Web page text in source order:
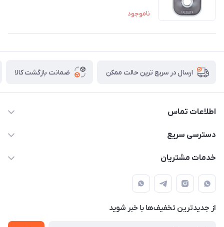
ناموجود
ارسال در سریع ترین حالت ممکن ضمانت بازگشت کالا
اطلاعات تماس
09387538030
دهقانی
دسترسی سریع
حساب کاربری
لیست محصولات
درباره ما
خدمات مشتریان
قوانین و مقررات
حریم خصوصی
راهنما
از جدید‌ترین تخفیف‌ها با‌ خبر شوید